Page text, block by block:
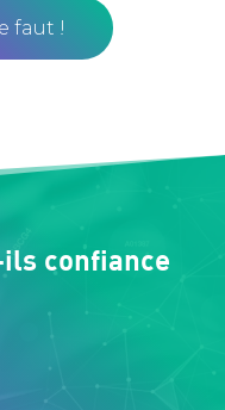
faut !
confiance